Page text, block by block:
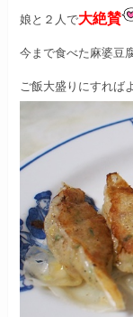
娘と２人で大絶賛
今まで食べた麻婆豆
ご飯大盛りにすれば